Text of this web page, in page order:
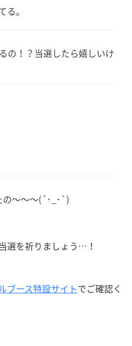
る。
の！？当選したら嬉しいけ
の〜〜〜(´･_･`)
選を祈りましょう…！
ブース特設サイトでご確認く